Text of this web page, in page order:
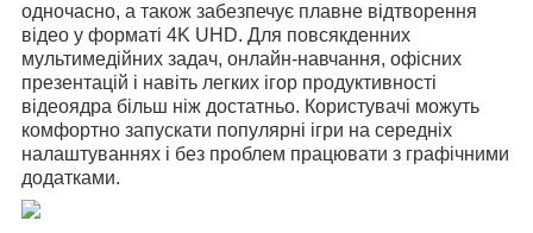
одночасно, а також забезпечує плавне відтворення
відео у форматі 4K UHD. Для повсякденних
мультимедійних задач, онлайн-навчання, офісних
презентацій і навіть легких ігор продуктивності
відеоядра більш ніж достатньо. Користувачі можуть
комфортно запускати популярні ігри на середніх
налаштуваннях і без проблем працювати з графічними
додатками.